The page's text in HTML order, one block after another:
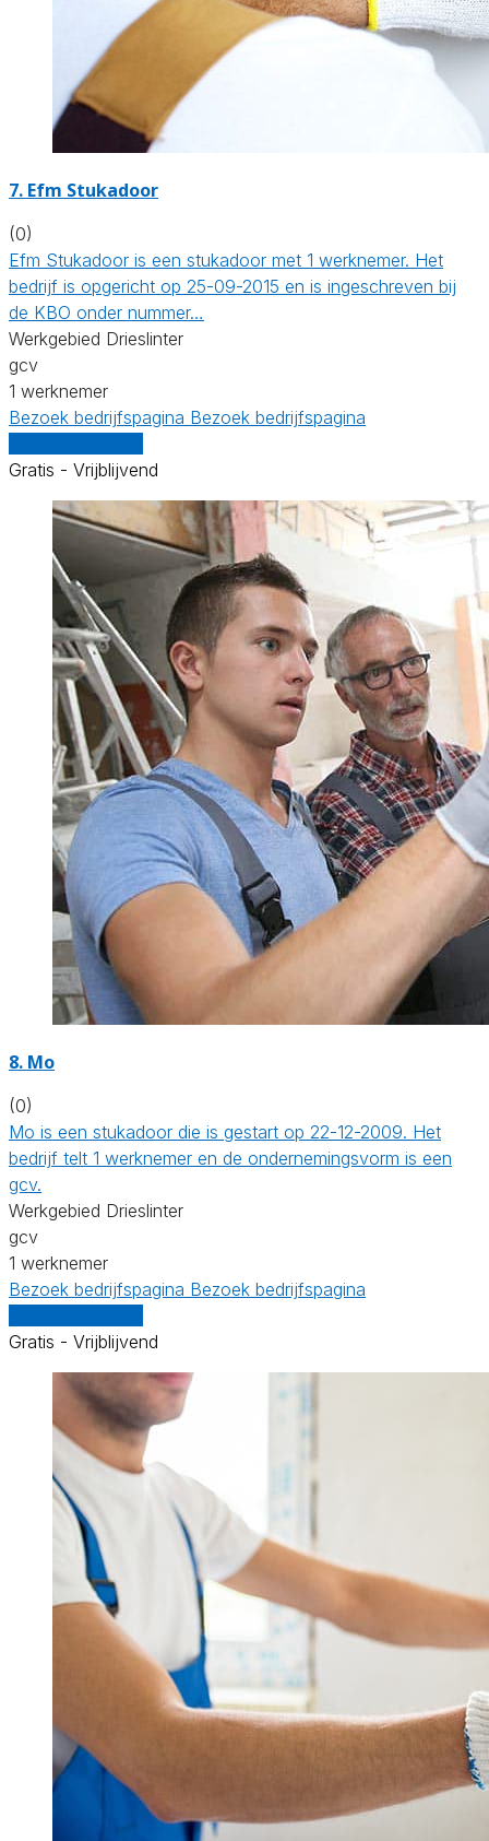
7. Efm Stukadoor
(0)
Efm Stukadoor is een stukadoor met 1 werknemer. Het
bedrijf is opgericht op 25-09-2015 en is ingeschreven bij
de KBO onder nummer…
Werkgebied Drieslinter
gcv
1 werknemer
Bezoek bedrijfspagina Bezoek bedrijfspagina
Gratis - Vrijblijvend
8. Mo
(0)
Mo is een stukadoor die is gestart op 22-12-2009. Het
bedrijf telt 1 werknemer en de ondernemingsvorm is een
gcv.
Werkgebied Drieslinter
gcv
1 werknemer
Bezoek bedrijfspagina Bezoek bedrijfspagina
Gratis - Vrijblijvend